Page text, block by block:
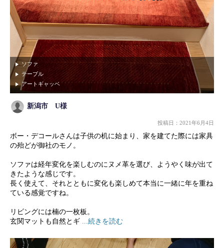
ソファ TVボード
シェルフ(収納棚) アートギャッベ
ハグみじゅうたん 学習デスク
カーテン 雑貨
寝室 子ども部屋
ソファ
テーブル
アートギャッベ
新潟市 U様
投稿日：2021年6月4日
ボー・デコールさんは子供の机に始まり、家を建てた際には家具
の殆どが御社のモノ。
ソファは経年変化を楽しむのにヌメ革を選び、ようやく味が出て
きたような感じです。
長く使えて、それとともに変化も楽しめて本当に一緒に年を重ね
ている感覚ですね。
リビングには楠の一枚板。
玄関マットも自然とギ
...続きを読む